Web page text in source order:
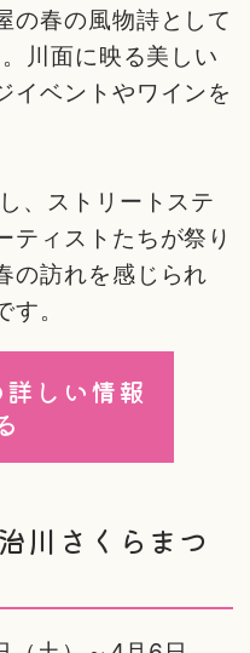
の春の風物詩として
川面に映る美しい
イベントやワインを
、ストリートステ
ティストたちが祭り
の訪れを感じられ
。
しい情報
川さくらまつ